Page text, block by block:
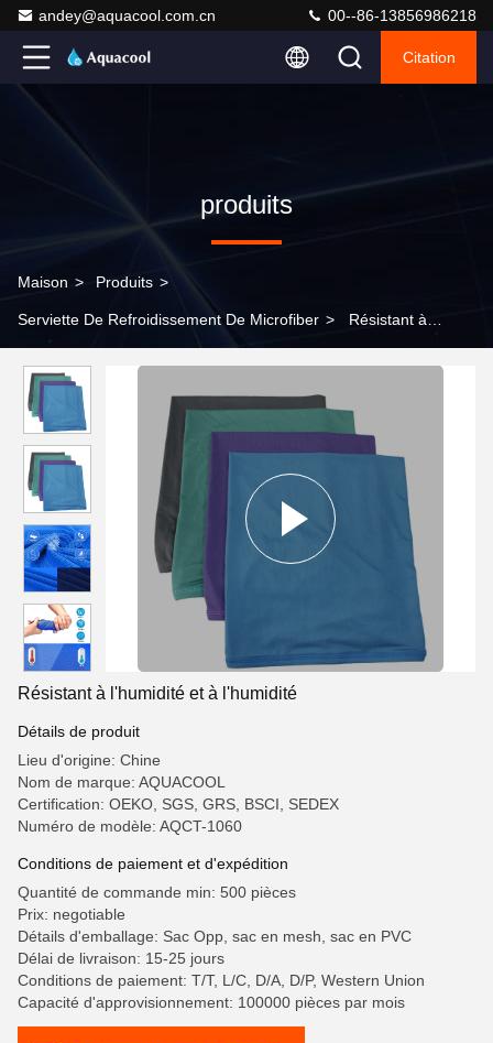
andey@aquacool.com.cn 00--86-13856986218
Citation
produits
Maison > Produits >
Serviette De Refroidissement De Microfiber > Résistant à
Résistant à l'humidité et à l'humidité
Détails de produit
Lieu d'origine: Chine
Nom de marque: AQUACOOL
Certification: OEKO, SGS, GRS, BSCI, SEDEX
Numéro de modèle: AQCT-1060
Conditions de paiement et d'expédition
Quantité de commande min: 500 pièces
Prix: negotiable
Détails d'emballage: Sac Opp, sac en mesh, sac en PVC
Délai de livraison: 15-25 jours
Conditions de paiement: T/T, L/C, D/A, D/P, Western Union
Capacité d'approvisionnement: 100000 pièces par mois